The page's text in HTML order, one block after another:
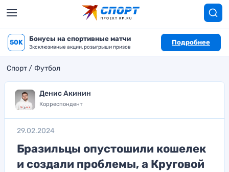
50K Бонусы на спортивные матчи
Эксклюзивные акции, розыгрыши призов
Подробнее
Спорт Футбол
Денис Акинин
Корреспондент
29.02.2024
Бразильцы опустошили кошелек
и создали проблемы, а Круговой